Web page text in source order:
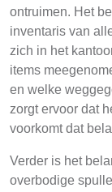
ontruimen. Het
inventaris van
zich in het
items
en welke
zorgt ervoor dat
voorkomt dat
Verder is het
overbodige